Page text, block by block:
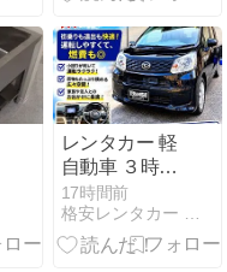
レンタカー 軽
自動車 ３時間
1078円 新たな
お車仕入れま
した。ご予約
17時間前